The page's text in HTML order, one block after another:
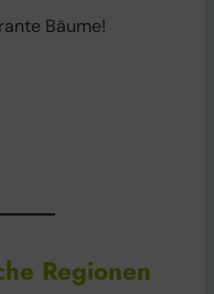
Bäume!
Regionen